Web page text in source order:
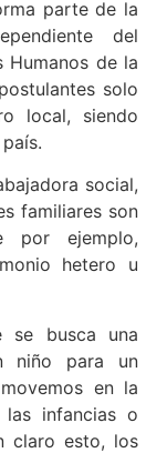
parte de la
del
Humanos de la
solo
local, siendo
social,
familiares son
por ejemplo,
hetero u
se busca una
niño para un
en la
infancias o
claro esto, los